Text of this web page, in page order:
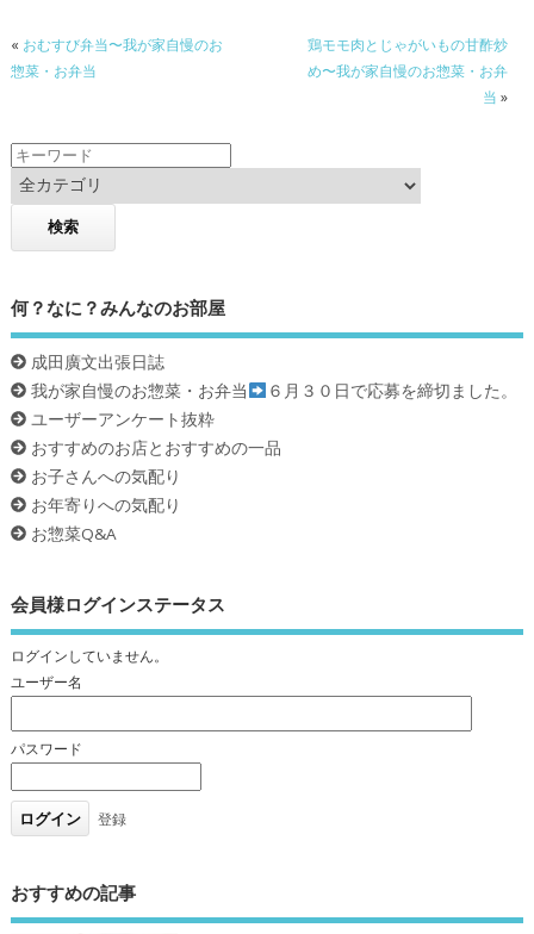
o
o
« おむすび弁当〜我が家自慢のお
惣菜・お弁当
鶏モモ肉とじゃがいもの甘酢炒
め〜我が家自慢のお惣菜・お弁
当 »
何？なに？みんなのお部屋
成田廣文出張日誌
我が家自慢のお惣菜・お弁当
６月３０日で応募を締切ました。
ユーザーアンケート抜粋
おすすめのお店とおすすめの一品
お子さんへの気配り
お年寄りへの気配り
お惣菜Q&A
会員様ログインステータス
ログインしていません。
ユーザー名
パスワード
登録
おすすめの記事